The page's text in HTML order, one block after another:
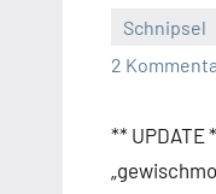
Schnipsel
2
** UPDATE